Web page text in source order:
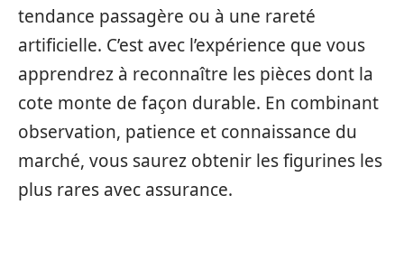
tendance passagère ou à une rareté
artificielle. C’est avec l’expérience que vous
apprendrez à reconnaître les pièces dont la
cote monte de façon durable. En combinant
observation, patience et connaissance du
marché, vous saurez obtenir les figurines les
plus rares avec assurance.